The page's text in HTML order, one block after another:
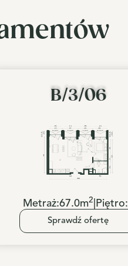
B/3/06
Metraż:67.0m2 Piętro:
Sprawdź ofertę